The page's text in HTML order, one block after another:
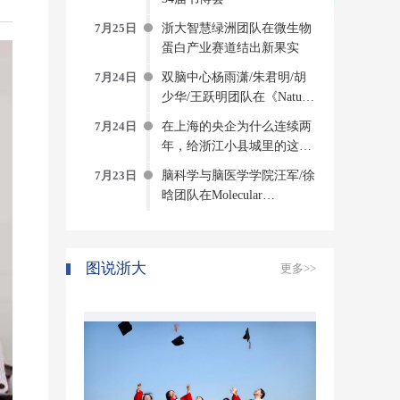
7月25日
浙大智慧绿洲团队在微生物
蛋白产业赛道结出新果实
7月24日
双脑中心杨雨潇/朱君明/胡
少华/王跃明团队在《Nature
Computational Science》发文
构建侵入式脑机接口方法与
系统
7月24日
在上海的央企为什么连续两
年，给浙江小县城里的这个
创新中心写感谢信？
7月23日
脑科学与脑医学学院汪军/徐
晗团队在Molecular
图说浙大 更多>>